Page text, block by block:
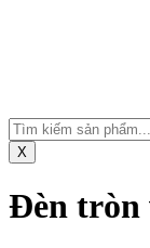
X
Đèn tròn